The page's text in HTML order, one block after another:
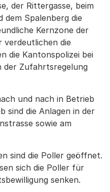
der Rittergasse, beim
dem Spalenberg die
Kernzone der
verdeutlichen die
die Kantonspolizei bei
der Zufahrtsregelung
und nach in Betrieb
sind die Anlagen in der
sowie am
sind die Poller geöffnet.
sich die Poller für
senken.